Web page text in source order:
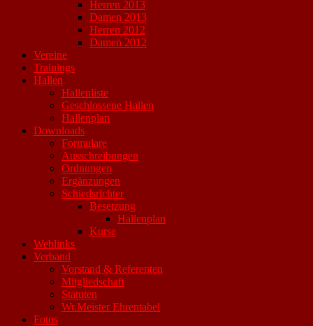
Herren 2013
Damen 2013
Herren 2012
Damen 2012
Vereine
Trainings
Hallen
Hallenliste
Geschlossene Hallen
Hallenplan
Downloads
Formulare
Ausschreibungen
Ordnungen
Ergänzungen
Schiedsrichter
Besetzung
Hallenplan
Kurse
Weblinks
Verband
Vorstand & Referenten
Mitgliedschaft
Statuten
Wr.Meister Ehrentabel
Fotos